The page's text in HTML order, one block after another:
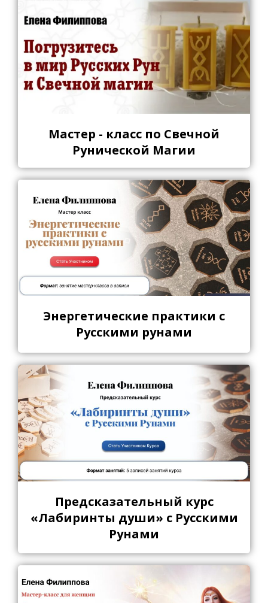
Мастер - класс по Свечной
Рунической Магии
Энергетические практики с
Русскими рунами
Предсказательный курс
«Лабиринты души» с Русскими
Рунами